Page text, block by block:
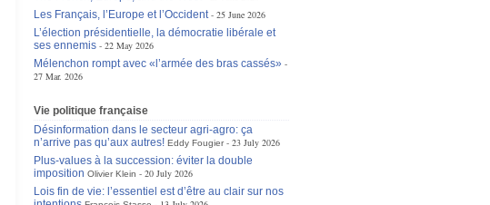
Les Français, l’Europe et l’Occident
25 June 2026
L’élection présidentielle, la démocratie libérale et
ses ennemis
22 May 2026
Mélenchon rompt avec «l’armée des bras cassés»
27 Mar. 2026
Vie politique française
Désinformation dans le secteur agri-agro: ça
n’arrive pas qu’aux autres! Eddy Fougier
23 July 2026
Plus-values à la succession: éviter la double
imposition Olivier Klein
20 July 2026
Lois fin de vie: l’essentiel est d’être au clair sur nos